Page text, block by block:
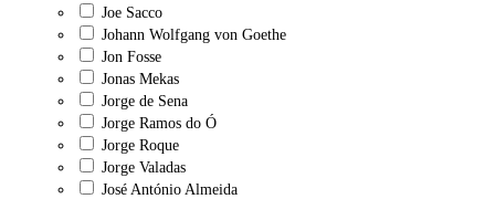
Joe Sacco
Johann Wolfgang von Goethe
Jon Fosse
Jonas Mekas
Jorge de Sena
Jorge Ramos do Ó
Jorge Roque
Jorge Valadas
José António Almeida